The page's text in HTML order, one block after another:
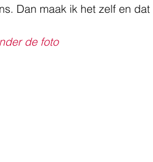
Dan maak ik het zelf en
de foto